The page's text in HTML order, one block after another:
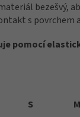
bezešvý,
s povrchem
pomocí
S M